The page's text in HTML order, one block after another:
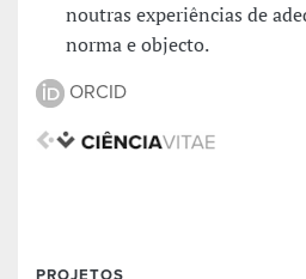
noutras experiências de
norma e objecto.
ORCID